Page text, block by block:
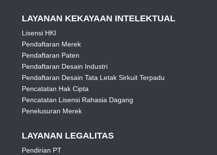
LAYANAN KEKAYAAN INTELEKTUAL
Lisensi HKI
Pendaftaran Merek
Pendaftaran Paten
Pendaftaran Desain Industri
Pendaftaran Desain Tata Letak Sirkuit Terpadu
Pencatatan Hak Cipta
Pencatatan Lisensi Rahasia Dagang
Penelusuran Merek
LAYANAN LEGALITAS
Pendirian PT